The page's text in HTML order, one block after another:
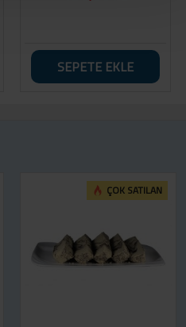
SEPETE EKLE
ÇOK SATILAN